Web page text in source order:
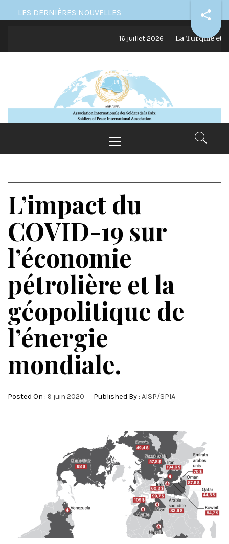
Skip
to
LES DERNIÈRES NOUVELLES
16 juillet 2026 La Turquie et ses
Menu
L’impact du
COVID-19 sur
l’économie
pétrolière et la
géopolitique de
l’énergie
mondiale.
Posted On : 9 juin 2020 Published By : AISP/SPIA